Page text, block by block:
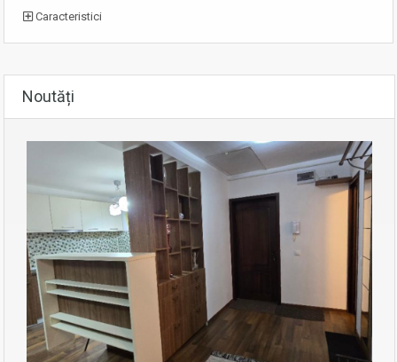
Caracteristici
Noutăți